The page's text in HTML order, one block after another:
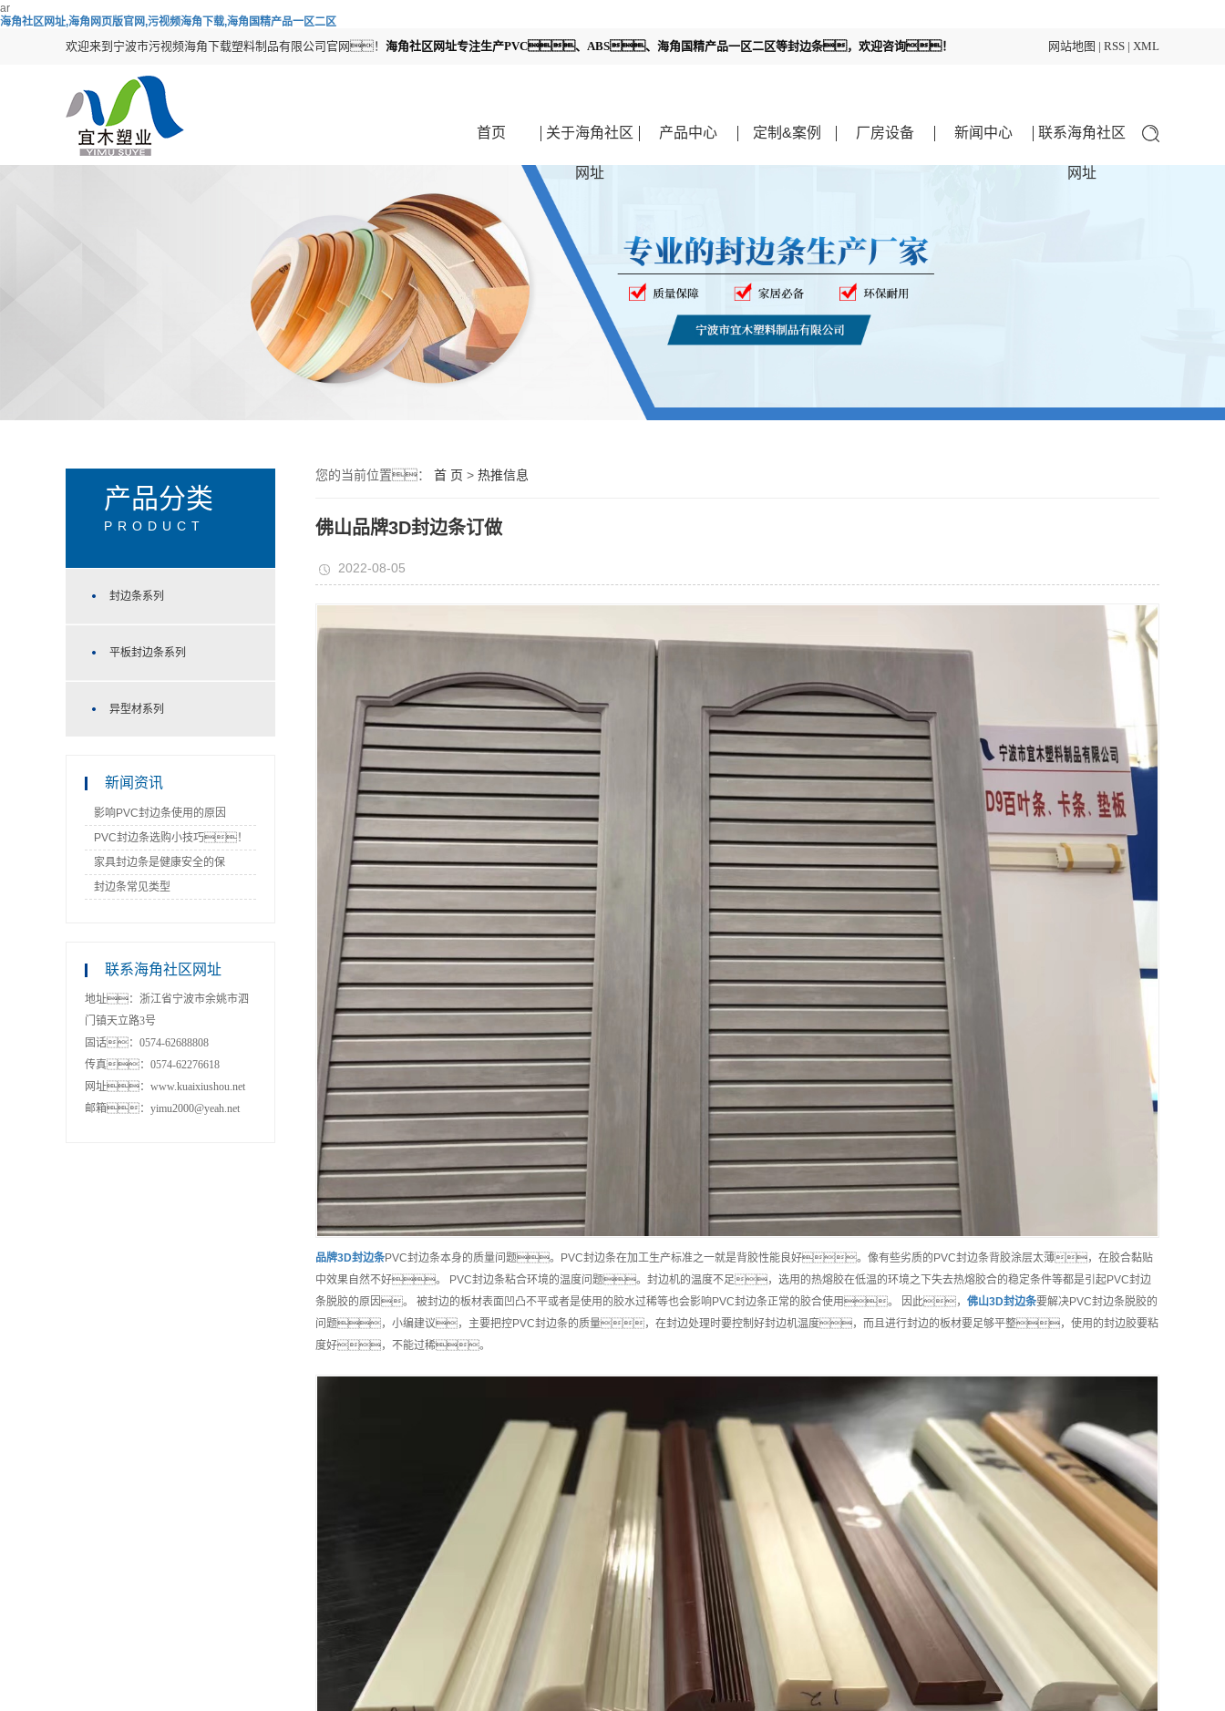
ar
海角社区网址,海角网页版官网,污视频海角下载,海角国精产品一区二区
欢迎来到宁波市污视频海角下载塑料制品有限公司官网！ 海角社区网址专注生产PVC、ABS、海角国精产品一区二区等封边条，欢迎咨询！ 网站地图 | RSS | XML
首页 关于海角社区
网址
产品中心 定制&案例 厂房设备 新闻中心 联系海角社区
网址
产品分类
PRODUCT
封边条系列
平板封边条系列
异型材系列
新闻资讯
影响PVC封边条使用的原因
PVC封边条选购小技巧！
家具封边条是健康安全的保
障！
封边条常见类型
联系海角社区网址
地址：浙江省宁波市余姚市泗
门镇天立路3号
固话：0574-62688808
传真：0574-62276618
网址：www.kuaixiushou.net
邮箱：yimu2000@yeah.net
您的当前位置： 首 页 > 热推信息
佛山品牌3D封边条订做
2022-08-05
品牌3D封边条PVC封边条本身的质量问题。PVC封边条在加工生产标准之一就是背胶性能良好。像有些劣质的PVC封边条背胶涂层太薄，在胶合黏贴
中效果自然不好。 PVC封边条粘合环境的温度问题。封边机的温度不足，选用的热熔胶在低温的环境之下失去热熔胶合的稳定条件等都是引起PVC封边
条脱胶的原因。 被封边的板材表面凹凸不平或者是使用的胶水过稀等也会影响PVC封边条正常的胶合使用。 因此， 佛山3D封边条要解决PVC封边条脱胶的
问题，小编建议，主要把控PVC封边条的质量，在封边处理时要控制好封边机温度，而且进行封边的板材要足够平整，使用的封边胶要粘
度好，不能过稀。